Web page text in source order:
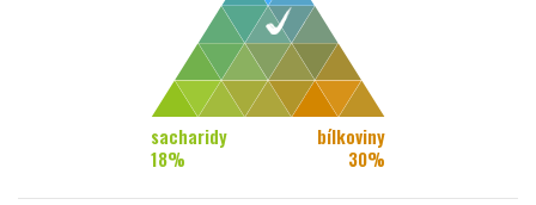
sacharidy
18%
bílkoviny
30%